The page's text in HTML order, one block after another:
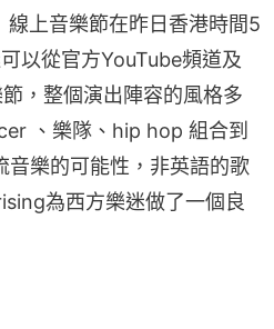
線上音樂節在昨日香港時間5
以從官方YouTube頻道及
，整個演出陣容的風格多
、樂隊、hip hop 組合到
音樂的可能性，非英語的歌
為西方樂迷做了一個良